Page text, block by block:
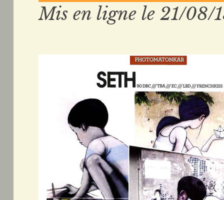
Mis en ligne le 21/08/